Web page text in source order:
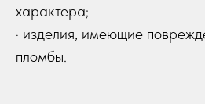
характера;
· изделия, имеющие
пломбы.